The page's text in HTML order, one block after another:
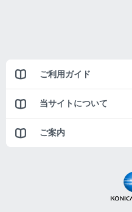
ご利用ガイド
当サイトについて
ご案内